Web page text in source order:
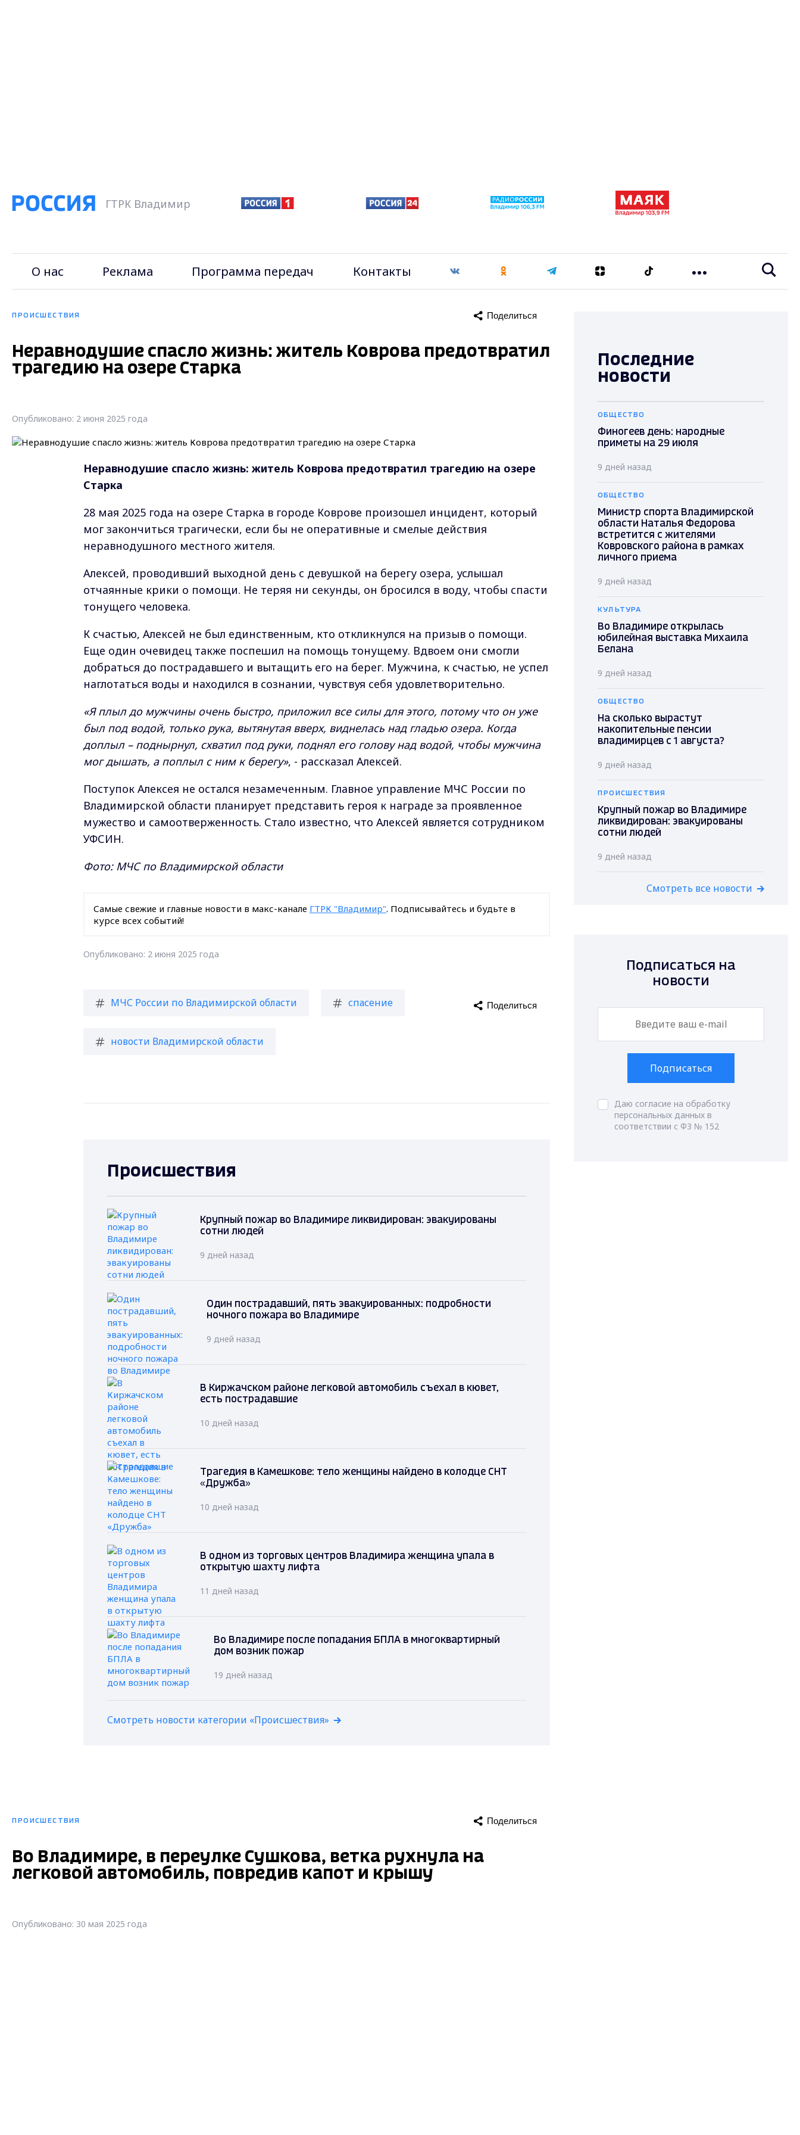
ГТРК Владимир
О нас Реклама Программа передач Контакты
ПРОИСШЕСТВИЯ Поделиться
Неравнодушие спасло жизнь: житель Коврова предотвратил
трагедию на озере Старка
Опубликовано: 2 июня 2025 года
Неравнодушие спасло жизнь: житель Коврова предотвратил трагедию на озере
Старка
28 мая 2025 года на озере Старка в городе Коврове произошел инцидент, который
мог закончиться трагически, если бы не оперативные и смелые действия
неравнодушного местного жителя.
Алексей, проводивший выходной день с девушкой на берегу озера, услышал
отчаянные крики о помощи. Не теряя ни секунды, он бросился в воду, чтобы спасти
тонущего человека.
К счастью, Алексей не был единственным, кто откликнулся на призыв о помощи.
Еще один очевидец также поспешил на помощь тонущему. Вдвоем они смогли
добраться до пострадавшего и вытащить его на берег. Мужчина, к счастью, не успел
наглотаться воды и находился в сознании, чувствуя себя удовлетворительно.
«Я плыл до мужчины очень быстро, приложил все силы для этого, потому что он уже
был под водой, только рука, вытянутая вверх, виднелась над гладью озера. Когда
доплыл – поднырнул, схватил под руки, поднял его голову над водой, чтобы мужчина
мог дышать, а поплыл с ним к берегу», - рассказал Алексей.
Поступок Алексея не остался незамеченным. Главное управление МЧС России по
Владимирской области планирует представить героя к награде за проявленное
мужество и самоотверженность. Стало известно, что Алексей является сотрудником
УФСИН.
Фото: МЧС по Владимирской области
Самые свежие и главные новости в макс-канале ГТРК "Владимир". Подписывайтесь и будьте в
курсе всех событий!
Опубликовано: 2 июня 2025 года
МЧС России по Владимирской области спасение
новости Владимирской области
Поделиться
Происшествия
Крупный пожар во Владимире ликвидирован: эвакуированы
сотни людей
9 дней назад
Один пострадавший, пять эвакуированных: подробности
ночного пожара во Владимире
9 дней назад
В Киржачском районе легковой автомобиль съехал в кювет,
есть пострадавшие
10 дней назад
Трагедия в Камешкове: тело женщины найдено в колодце СНТ
«Дружба»
10 дней назад
В одном из торговых центров Владимира женщина упала в
открытую шахту лифта
11 дней назад
Во Владимире после попадания БПЛА в многоквартирный
дом возник пожар
19 дней назад
Смотреть новости категории «Происшествия»
ПРОИСШЕСТВИЯ Поделиться
Во Владимире, в переулке Сушкова, ветка рухнула на
легковой автомобиль, повредив капот и крышу
Опубликовано: 30 мая 2025 года
Последние
новости
ОБЩЕСТВО
Финогеев день: народные
приметы на 29 июля
9 дней назад
ОБЩЕСТВО
Министр спорта Владимирской
области Наталья Федорова
встретится с жителями
Ковровского района в рамках
личного приема
9 дней назад
КУЛЬТУРА
Во Владимире открылась
юбилейная выставка Михаила
Белана
9 дней назад
ОБЩЕСТВО
На сколько вырастут
накопительные пенсии
владимирцев с 1 августа?
9 дней назад
ПРОИСШЕСТВИЯ
Крупный пожар во Владимире
ликвидирован: эвакуированы
сотни людей
9 дней назад
Смотреть все новости
Подписаться на
новости
Подписаться
Даю согласие на обработку
персональных данных в
соответствии с ФЗ № 152